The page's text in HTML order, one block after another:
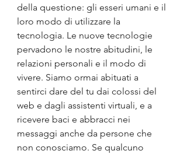
della questione: gli esseri umani e il
loro modo di utilizzare la
tecnologia. Le nuove tecnologie
pervadono le nostre abitudini, le
relazioni personali e il modo di
vivere. Siamo ormai abituati a
sentirci dare del tu dai colossi del
web e dagli assistenti virtuali, e a
ricevere baci e abbracci nei
messaggi anche da persone che
non conosciamo. Se qualcuno